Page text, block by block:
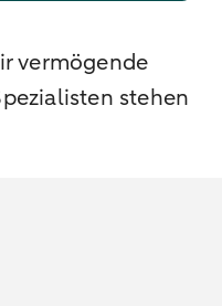
vermögende
stehen